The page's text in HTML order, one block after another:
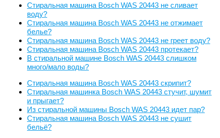
Стиральная машина Bosch WAS 20443 не сливает
воду?
Стиральная машина Bosch WAS 20443 не отжимает
белье?
Стиральная машина Bosch WAS 20443 не греет воду?
Стиральная машина Bosch WAS 20443 протекает?
В стиральной машине Bosch WAS 20443 слишком
много/мало воды?
Стиральная машина Bosch WAS 20443 скрипит?
Стиральная машинка Bosch WAS 20443 стучит, шумит
и прыгает?
Из стиральной машины Bosch WAS 20443 идет пар?
Стиральная машина Bosch WAS 20443 не сушит
бельё?